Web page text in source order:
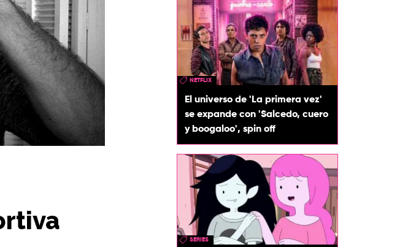
NETFLIX
El universo de 'La primera vez'
se expande con 'Salcedo, cuero
y boogaloo', spin off
SERIES